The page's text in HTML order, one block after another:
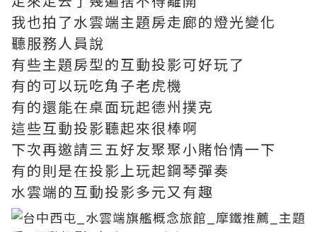
我也拍了水雲端主題房走廊的燈光變化
聽服務人員說
有些主題房型的互動投影可好玩了
有的可以玩吃角子老虎機
有的還能在桌面玩起德州撲克
這些互動投影聽起來很棒啊
下次再邀請三五好友聚聚小賭怡情一下
有的則是在投影上玩起鋼琴彈奏
水雲端的互動投影多元又有趣